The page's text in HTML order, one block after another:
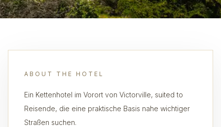
ABOUT THE HOTEL
Ein Kettenhotel im Vorort von Victorville, suited to
Reisende, die eine praktische Basis nahe wichtiger
Straßen suchen.